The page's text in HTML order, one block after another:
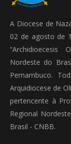
A Diocese de
02 de agosto de
“Archidioecesis
Nordeste do
Pernambuco.
Arquidiocese de
pertencente à
Regional
Brasil - CNBB.